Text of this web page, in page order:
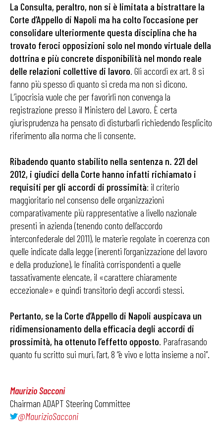
La Consulta, peraltro, non si è limitata a bistrattare la
Corte d’Appello di Napoli ma ha colto l’occasione per
consolidare ulteriormente questa disciplina che ha
trovato feroci opposizioni solo nel mondo virtuale della
dottrina e più concrete disponibilità nel mondo reale
delle relazioni collettive di lavoro. Gli accordi ex art. 8 si
fanno più spesso di quanto si creda ma non si dicono.
L’ipocrisia vuole che per favorirli non convenga la
registrazione presso il Ministero del Lavoro. È certa
giurisprudenza ha pensato di disturbarli richiedendo l’esplicito
riferimento alla norma che li consente.
Ribadendo quanto stabilito nella sentenza n. 221 del
2012, i giudici della Corte hanno infatti richiamato i
requisiti per gli accordi di prossimità: il criterio
maggioritario nel consenso delle organizzazioni
comparativamente più rappresentative a livello nazionale
presenti in azienda (tenendo conto dell’accordo
interconfederale del 2011), le materie regolate in coerenza con
quelle indicate dalla legge (inerenti l’organizzazione del lavoro
e della produzione), le finalità corrispondenti a quelle
tassativamente elencate, il «carattere chiaramente
eccezionale» e quindi transitorio degli accordi stessi.
Pertanto, se la Corte d’Appello di Napoli auspicava un
ridimensionamento della efficacia degli accordi di
prossimità, ha ottenuto l’effetto opposto. Parafrasando
quanto fu scritto sui muri, l’art, 8 “è vivo e lotta insieme a noi”.
Maurizio Sacconi
Chairman ADAPT Steering Committee
@MaurizioSacconi